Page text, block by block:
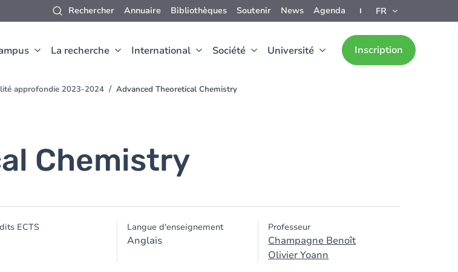
Rechercher Annuaire Bibliothèques Soutenir News Agenda FR
La recherche International Société Université Inscription
approfondie 2023-2024 Advanced Theoretical Chemistry
Chemistry
ECTS Langue d'enseignement
Anglais
Professeur
Champagne Benoît
Olivier Yoann